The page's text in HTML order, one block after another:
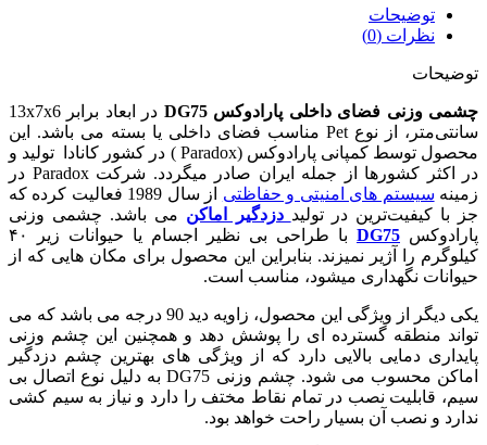
توضیحات
نظرات (0)
توضیحات
چشمی وزنی فضای داخلی پارادوکس DG75
در ابعاد برابر 13x7x6
سانتی‌متر، از نوع Pet مناسب فضای داخلی یا بسته می باشد. این
محصول توسط کمپانی پارادوکس (Paradox ) در کشور کانادا تولید و
در اکثر کشورها از جمله ایران صادر میگردد. شرکت Paradox در
زمینه سیستم های امنیتی و حفاظتی
از سال 1989 فعالیت کرده که
جز با کیفیت‌ترین در تولید دزدگیر اماکن می باشد. چشمی وزنی
پارادوکس DG75
با طراحی بی نظیر اجسام یا حیوانات زیر ۴۰
کیلوگرم را آژیر نمیزند. بنابراین این محصول برای مکان هایی که از
حیوانات نگهداری میشود، مناسب است.
یکی دیگر از ویژگی این محصول، زاویه دید 90 درجه می باشد که می
تواند منطقه گسترده ای را پوشش دهد و همچنین این چشم وزنی
پایداری دمایی بالایی دارد که از ویژگی های بهترین چشم دزدگیر
اماکن محسوب می شود. چشم وزنی DG75 به دلیل نوع اتصال بی
سیم، قابلیت نصب در تمام نقاط مختف را دارد و نیاز به سیم کشی
ندارد و نصب آن بسیار راحت خواهد بود.